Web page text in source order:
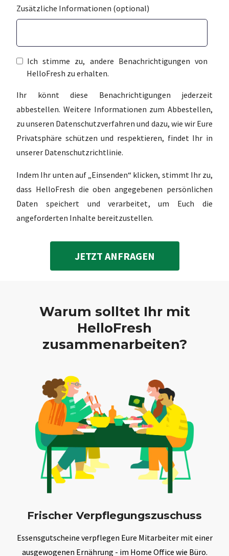
Zusätzliche Informationen (optional)
Ich stimme zu, andere Benachrichtigungen von
HelloFresh zu erhalten.
Ihr könnt diese Benachrichtigungen jederzeit
abbestellen. Weitere Informationen zum Abbestellen,
zu unseren Datenschutzverfahren und dazu, wie wir Eure
Privatsphäre schützen und respektieren, findet Ihr in
unserer Datenschutzrichtlinie.
Indem Ihr unten auf „Einsenden“ klicken, stimmt Ihr zu,
dass HelloFresh die oben angegebenen persönlichen
Daten speichert und verarbeitet, um Euch die
angeforderten Inhalte bereitzustellen.
Warum solltet Ihr mit
HelloFresh
zusammenarbeiten?
Frischer Verpflegungszuschuss
Essensgutscheine verpflegen Eure Mitarbeiter mit einer
ausgewogenen Ernährung - im Home Office wie Büro.